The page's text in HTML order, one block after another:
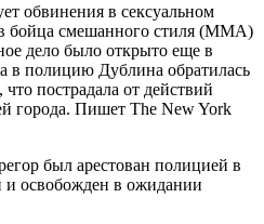
обвинения в сексуальном
бойца смешанного стиля (ММА)
дело было открыто еще в
в полицию Дублина обратилась
пострадала от действий
города. Пишет The New York
был арестован полицией в
и освобожден в ожидании